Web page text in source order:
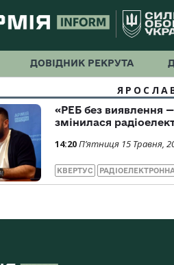
ДОВІДНИК РЕКРУТА
«РЕБ без виявлення
змінилася
14:20П’ятниця 15 Травня,
КВЕРТУС